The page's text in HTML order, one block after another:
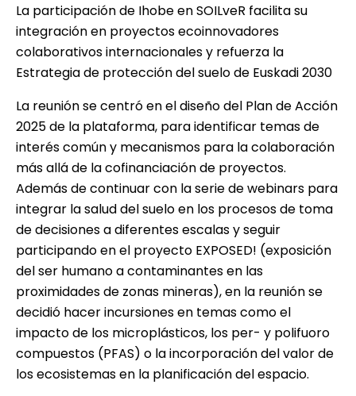
La participación de Ihobe en SOILveR facilita su
integración en proyectos ecoinnovadores
colaborativos internacionales y refuerza la
Estrategia de protección del suelo de Euskadi 2030
La reunión se centró en el diseño del Plan de Acción
2025 de la plataforma, para identificar temas de
interés común y mecanismos para la colaboración
más allá de la cofinanciación de proyectos.
Además de continuar con la serie de webinars para
integrar la salud del suelo en los procesos de toma
de decisiones a diferentes escalas y seguir
participando en el proyecto EXPOSED! (exposición
del ser humano a contaminantes en las
proximidades de zonas mineras), en la reunión se
decidió hacer incursiones en temas como el
impacto de los microplásticos, los per- y polifuoro
compuestos (PFAS) o la incorporación del valor de
los ecosistemas en la planificación del espacio.